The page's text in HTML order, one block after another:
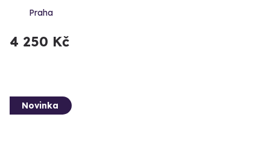
Praha
4 250 Kč
Novinka